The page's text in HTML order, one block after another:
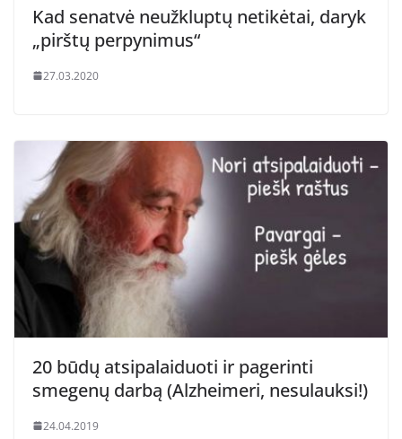
Kad senatvė neužkluptų netikėtai, daryk
„pirštų perpynimus“
27.03.2020
20 būdų atsipalaiduoti ir pagerinti
smegenų darbą (Alzheimeri, nesulauksi!)
24.04.2019